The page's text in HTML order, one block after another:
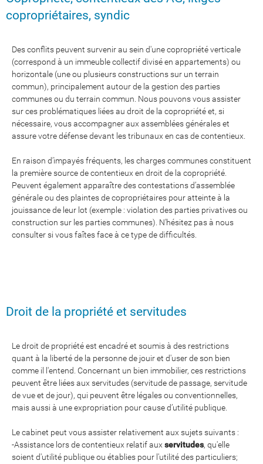
copropriétaires, syndic
Des conflits peuvent survenir au sein d'une copropriété verticale
(correspond à un immeuble collectif divisé en appartements) ou
horizontale (une ou plusieurs constructions sur un terrain
commun), principalement autour de la gestion des parties
communes ou du terrain commun. Nous pouvons vous assister
sur ces problématiques liées au droit de la copropriété et, si
nécessaire, vous accompagner aux assemblées générales et
assure votre défense devant les tribunaux en cas de contentieux.
En raison d’impayés fréquents, les charges communes constituent
la première source de contentieux en droit de la copropriété.
Peuvent également apparaître des contestations d’assemblée
générale ou des plaintes de copropriétaires pour atteinte à la
jouissance de leur lot (exemple : violation des parties privatives ou
construction sur les parties communes). N'hésitez pas à nous
consulter si vous faîtes face à ce type de difficultés.
Droit de la propriété et servitudes
Le droit de propriété est encadré et soumis à des restrictions
quant à la liberté de la personne de jouir et d'user de son bien
comme il l'entend. Concernant un bien immobilier, ces restrictions
peuvent être liées aux servitudes (servitude de passage, servitude
de vue et de jour), qui peuvent être légales ou conventionnelles,
mais aussi à une expropriation pour cause d’utilité publique.
Le cabinet peut vous assister relativement aux sujets suivants :
-Assistance lors de contentieux relatif aux servitudes, qu'elle
soient d'utilité publique ou établies pour l'utilité des particuliers;